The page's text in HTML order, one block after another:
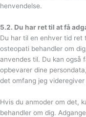
henvendelse.
5.2. Du har ret til at få
Du har til en enhver tid
osteopati behandler om
anvendes til. Du kan også
opbevarer dine
det omfang jeg
Hvis du anmoder om det,
behandler om dig.